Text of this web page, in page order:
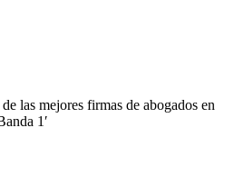
las mejores firmas de abogados en
1′